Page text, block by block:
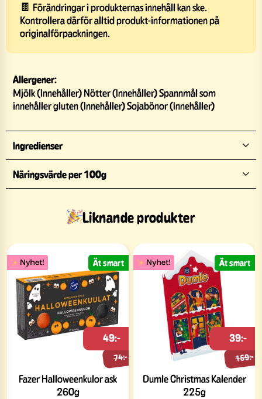
🍫 Förändringar i produkternas innehåll kan ske.
Kontrollera därför alltid produkt-informationen på
originalförpackningen.
Allergener:
Mjölk (Innehåller) Nötter (Innehåller) Spannmål som
innehåller gluten (Innehåller) Sojabönor (Innehåller)
Ingredienser
Näringsvärde per 100g
Liknande produkter
Fazer Halloweenkulor ask
260g
74:-
49:-
Ät smart
Dumle Christmas Kalender
225g
159:-
39:-
Ät smart